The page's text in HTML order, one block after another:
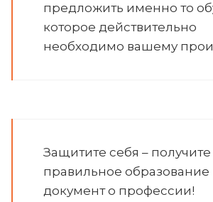
предложить именно то
которое действительно
необходимо вашему
Защитите себя – получите
правильное образование
документ о профессии!